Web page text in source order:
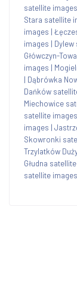
satellite images
Stara satellite
images |
images |
Główczyn-
images |
| Dąbrówka
Dańków
Miechowice
satellite images
images |
Skowronki
Trzylatków
Głudna
satellite images